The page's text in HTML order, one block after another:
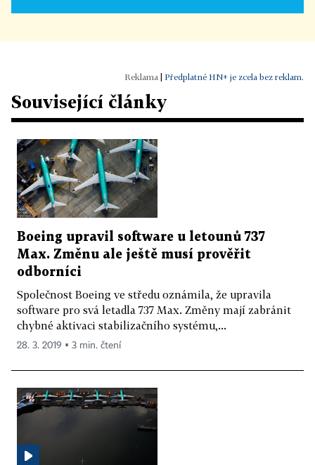
| Předplatné HN+ je zcela bez reklam.
Související články
Boeing upravil software u letounů 737
Max. Změnu ale ještě musí prověřit
odborníci
Společnost Boeing ve středu oznámila, že upravila
software pro svá letadla 737 Max. Změny mají zabránit
chybné aktivaci stabilizačního systému,...
28. 3. 2019 ▪ 3 min. čtení